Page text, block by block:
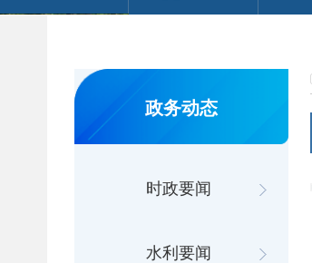
政务动态
时政要闻
水利要闻